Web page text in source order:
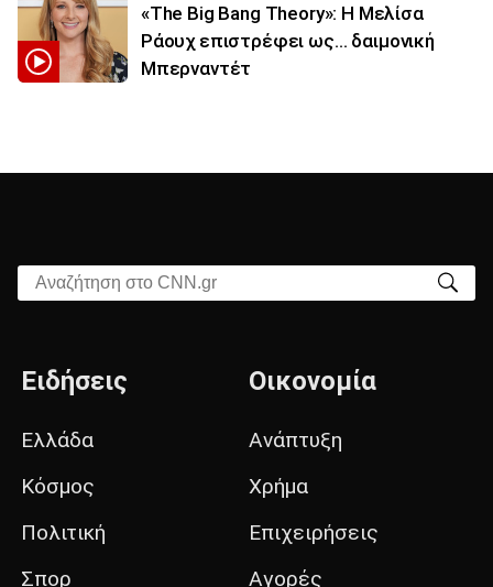
«The Big Bang Theory»: Η Μελίσα
Ράουχ επιστρέφει ως… δαιμονική
Μπερναντέτ
Αναζήτηση στο CNN.gr
Ειδήσεις
Ελλάδα
Κόσμος
Πολιτική
Σπορ
Οικονομία
Ανάπτυξη
Χρήμα
Επιχειρήσεις
Αγορές